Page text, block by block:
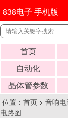
838电子 手机版
首页
自动化
晶体管参数
位置： 首页 > 音响电
电路图